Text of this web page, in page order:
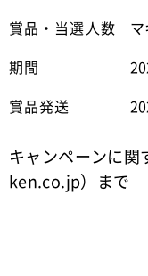
賞品・当選人数
期間
賞品発送
キャンペーンに
ken.co.jp）まで